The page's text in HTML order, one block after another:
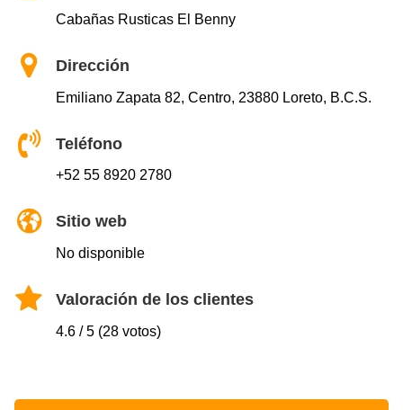
Cabañas Rusticas El Benny
Dirección
Emiliano Zapata 82, Centro, 23880 Loreto, B.C.S.
Teléfono
+52 55 8920 2780
Sitio web
No disponible
Valoración de los clientes
4.6 / 5 (28 votos)